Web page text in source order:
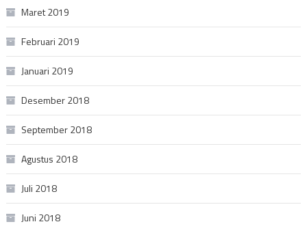
Maret 2019
Februari 2019
Januari 2019
Desember 2018
September 2018
Agustus 2018
Juli 2018
Juni 2018